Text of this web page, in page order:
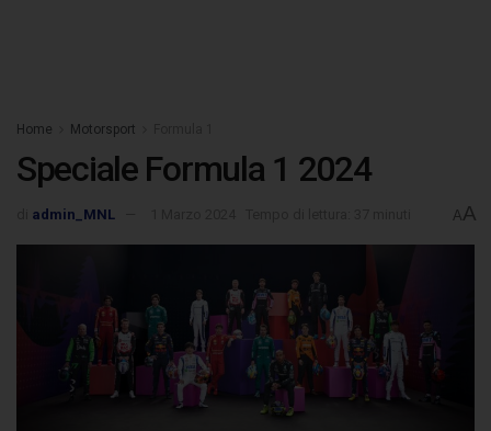
Home Motorsport
Speciale Formula 1 2024
admin_MNL AA